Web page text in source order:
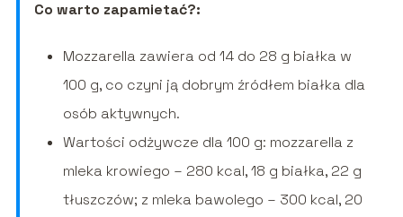
Co warto zapamietać?:
Mozzarella zawiera od 14 do 28 g białka w
100 g, co czyni ją dobrym źródłem białka dla
osób aktywnych.
Wartości odżywcze dla 100 g: mozzarella z
mleka krowiego – 280 kcal, 18 g białka, 22 g
tłuszczów; z mleka bawolego – 300 kcal, 20